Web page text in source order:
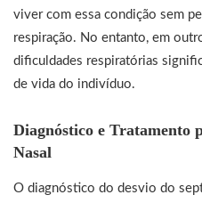
viver com essa condição sem
respiração. No entanto, em
dificuldades respiratórias
de vida do indivíduo.
Diagnóstico e Tratamento
Nasal
O diagnóstico do desvio do